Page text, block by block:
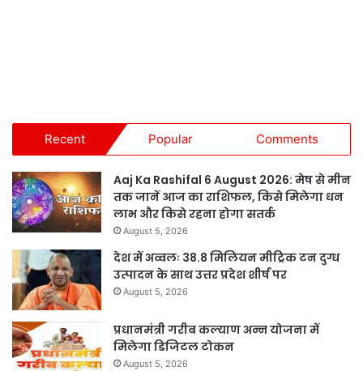
Recent Popular Comments
Aaj Ka Rashifal 6 August 2026: मेष से मीन
तक जानें आज का राशिफल, किसे मिलेगा धन
लाभ और किसे रहना होगा सतर्क
August 5, 2026
देश में अव्वलः 38.8 मिलियन मीट्रिक टन दुग्ध
उत्पादन के साथ उत्तर प्रदेश शीर्ष पर
August 5, 2026
प्रधानमंत्री गरीब कल्याण अन्न योजना में
मिलेगा डिजिटल टोकन
August 5, 2026